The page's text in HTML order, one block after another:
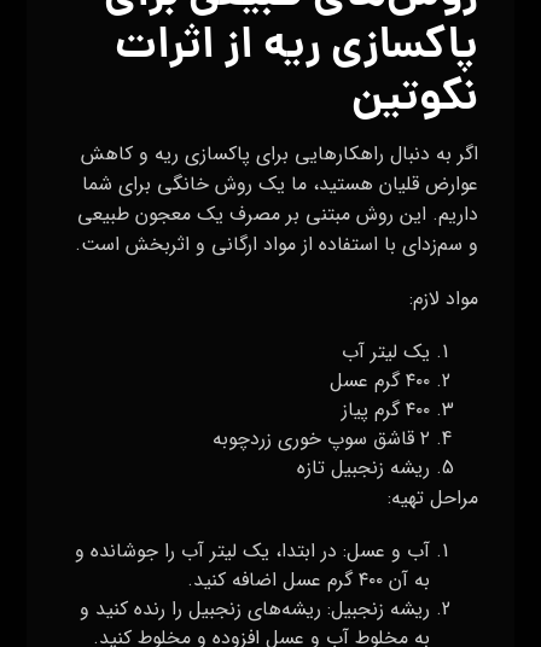
پاکسازی ریه از اثرات
نکوتین
اگر به دنبال راهکارهایی برای پاکسازی ریه و کاهش
عوارض قلیان هستید، ما یک روش خانگی برای شما
داریم. این روش مبتنی بر مصرف یک معجون طبیعی
و سم‌زدای با استفاده از مواد ارگانی و اثربخش است.
مواد لازم:
یک لیتر آب
۴۰۰ گرم عسل
۴۰۰ گرم پیاز
۲ قاشق سوپ خوری زردچوبه
ریشه زنجبیل تازه
مراحل تهیه:
آب و عسل: در ابتدا، یک لیتر آب را جوشانده و
به آن ۴۰۰ گرم عسل اضافه کنید.
ریشه زنجبیل: ریشه‌های زنجبیل را رنده کنید و
به مخلوط آب و عسل افزوده و مخلوط کنید.